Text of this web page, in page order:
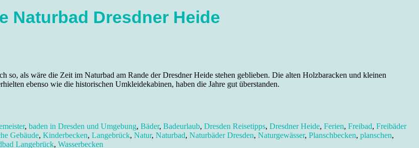
Naturbad Dresdner Heide
so, als wäre die Zeit im Naturbad am Rande der Dresdner Heide stehen geblieben. Die alten Holzbaracken und kleinen
ebenso wie die historischen Umkleidekabinen, haben die Jahre gut überstanden.
, baden in Dresden und Umgebung, Bäder, Badeurlaub, Dresden Reisetipps, Dresdner Heide, Ferien, Freibad, Freibäder
Gebäude, Kinderbecken, Langebrück, Natur, Naturbad, Naturbäder Dresden, Naturgewässer, Planschbecken, planschen,
Langebrück, Wasserbecken